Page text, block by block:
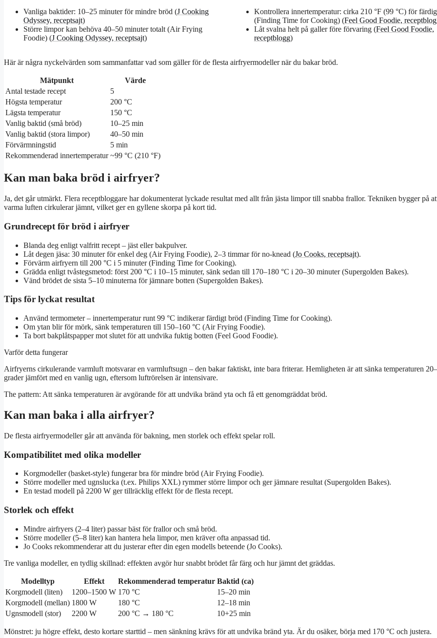
Vanliga baktider: 10–25 minuter för mindre bröd (J Cooking
Odyssey, receptsajt)
Större limpor kan behöva 40–50 minuter totalt (Air Frying
Foodie) (J Cooking Odyssey, receptsajt)
Kontrollera innertemperatur: cirka 210 °F (99 °C) för
(Finding Time for Cooking) (Feel Good Foodie,
Låt svalna helt på galler före förvaring (Feel Good Foodie,
receptblogg)
Här är några nyckelvärden som sammanfattar vad som gäller för de flesta airfryermodeller när du bakar bröd.
Mätpunkt
Värde
Antal testade recept
5
Högsta temperatur
200 °C
Lägsta temperatur
150 °C
Vanlig baktid (små bröd)
10–25 min
Vanlig baktid (stora limpor)
40–50 min
Förvärmningstid
5 min
Rekommenderad innertemperatur ~99 °C (210 °F)
Kan man baka bröd i airfryer?
Ja, det går utmärkt. Flera receptbloggare har dokumenterat lyckade resultat med allt från jästa limpor till snabba frallor. Tekniken bygger på
varma luften cirkulerar jämnt, vilket ger en gyllene skorpa på kort tid.
Grundrecept för bröd i airfryer
Blanda deg enligt valfritt recept – jäst eller bakpulver.
Låt degen jäsa: 30 minuter för enkel deg (Air Frying Foodie), 2–3 timmar för no-knead (Jo Cooks, receptsajt).
Förvärm airfryern till 200 °C i 5 minuter (Finding Time for Cooking).
Grädda enligt tvåstegsmetod: först 200 °C i 10–15 minuter, sänk sedan till 170–180 °C i 20–30 minuter (Supergolden Bakes).
Vänd brödet de sista 5–10 minuterna för jämnare botten (Supergolden Bakes).
Tips för lyckat resultat
Använd termometer – innertemperatur runt 99 °C indikerar färdigt bröd (Finding Time for Cooking).
Om ytan blir för mörk, sänk temperaturen till 150–160 °C (Air Frying Foodie).
Ta bort bakplåtspapper mot slutet för att undvika fuktig botten (Feel Good Foodie).
Varför detta fungerar
Airfryerns cirkulerande varmluft motsvarar en varmluftsugn – den bakar faktiskt, inte bara friterar. Hemligheten är att sänka temperaturen
grader jämfört med en vanlig ugn, eftersom luftrörelsen är intensivare.
The pattern: Att sänka temperaturen är avgörande för att undvika bränd yta och få ett genomgräddat bröd.
Kan man baka i alla airfryer?
De flesta airfryermodeller går att använda för bakning, men storlek och effekt spelar roll.
Kompatibilitet med olika modeller
Korgmodeller (basket-style) fungerar bra för mindre bröd (Air Frying Foodie).
Större modeller med ugnslucka (t.ex. Philips XXL) rymmer större limpor och ger jämnare resultat (Supergolden Bakes).
En testad modell på 2200 W ger tillräcklig effekt för de flesta recept.
Storlek och effekt
Mindre airfryers (2–4 liter) passar bäst för frallor och små bröd.
Större modeller (5–8 liter) kan hantera hela limpor, men kräver ofta anpassad tid.
Jo Cooks rekommenderar att du justerar efter din egen modells beteende (Jo Cooks).
Tre vanliga modeller, en tydlig skillnad: effekten avgör hur snabbt brödet får färg och hur jämnt det gräddas.
Modelltyp Effekt Rekommenderad temperatur Baktid (ca)
Korgmodell (liten)
1200–1500 W 170 °C
15–20 min
Korgmodell (mellan) 1800 W 180 °C
12–18 min
Ugnsmodell (stor)
2200 W 200 °C → 180 °C 10+25 min
Mönstret: ju högre effekt, desto kortare starttid – men sänkning krävs för att undvika bränd yta. Är du osäker, börja med 170 °C och justera.